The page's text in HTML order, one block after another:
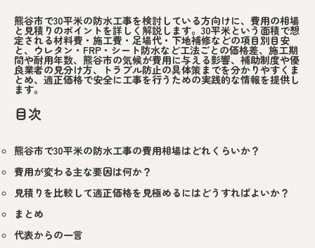
熊谷市で30平米の防水工事を検討している方向けに、費用の相場
と見積りのポイントを詳しく解説します。30平米という面積で想
定される材料費・施工費・足場代・下地補修などの項目別目安
と、ウレタン・FRP・シート防水など工法ごとの価格差、施工期
間や耐用年数、熊谷市の気候が費用に与える影響、補助制度や優
良業者の見分け方、トラブル防止の具体策までを分かりやすくま
とめ、適正価格で安全に工事を行うための実践的な情報を提供し
ます。
目次
熊谷市で30平米の防水工事の費用相場はどれくらいか？
費用が変わる主な要因は何か？
見積りを比較して適正価格を見極めるにはどうすればよいか？
まとめ
代表からの一言